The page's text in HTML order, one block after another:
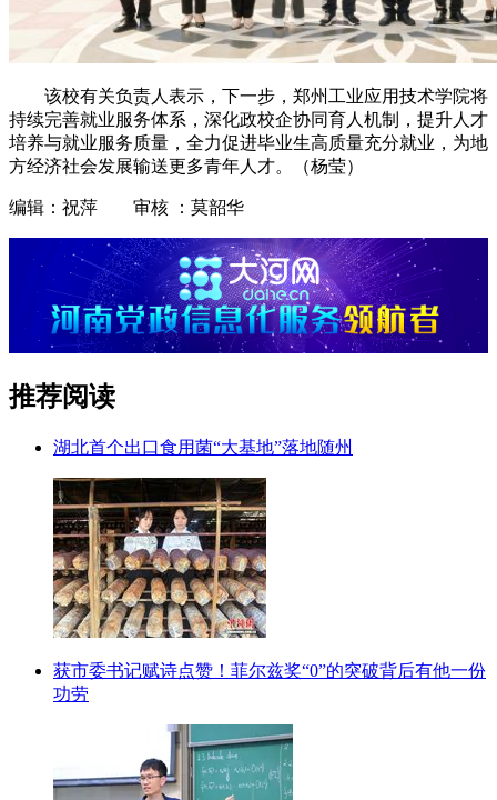
该校有关负责人表示，下一步，郑州工业应用技术学院将
持续完善就业服务体系，深化政校企协同育人机制，提升人才
培养与就业服务质量，全力促进毕业生高质量充分就业，为地
方经济社会发展输送更多青年人才。（杨莹）
编辑：祝萍 审核 ：莫韶华
推荐阅读
湖北首个出口食用菌“大基地”落地随州
获市委书记赋诗点赞！菲尔兹奖“0”的突破背后有他一份
功劳